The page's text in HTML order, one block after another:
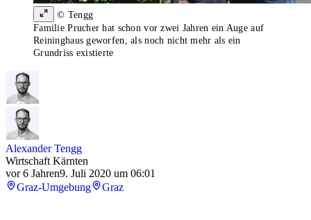
© Tengg
Familie Prucher hat schon vor zwei Jahren ein Auge auf
Reininghaus geworfen, als noch nicht mehr als ein
Grundriss existierte
Alexander Tengg
Wirtschaft Kärnten
vor 6 Jahren9. Juli 2020 um 06:01
Graz-Umgebung
Graz